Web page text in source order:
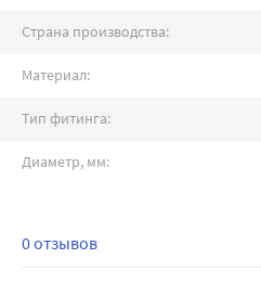
Страна производства:
Материал:
Тип фитинга:
Диаметр, мм:
0 отзывов